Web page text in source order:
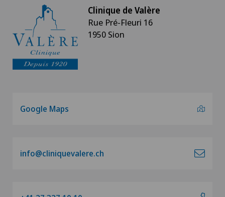
Clinique de Valère
Rue Pré-Fleuri 16
1950 Sion
Google Maps
info@cliniquevalere.ch